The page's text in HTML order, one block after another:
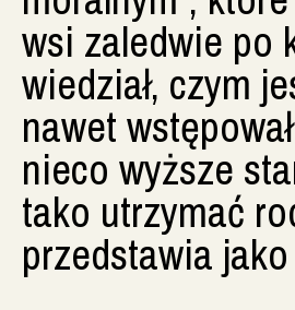
wsi zaledwie po
wiedział, czym
nawet
nieco wyższe
tako utrzymać
przedstawia